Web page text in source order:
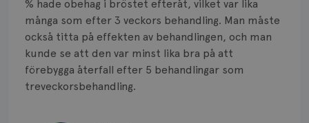
% hade obehag i bröstet efteråt, vilket var lika
många som efter 3 veckors behandling. Man måste
också titta på effekten av behandlingen, och man
kunde se att den var minst lika bra på att
förebygga återfall efter 5 behandlingar som
treveckorsbehandling.